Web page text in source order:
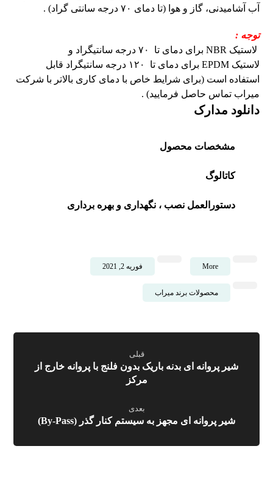
آب آشامیدنی، گاز و هوا (تا دمای ۷۰ درجه سانتی گراد) .
توجه :
لاستیک NBR برای دمای تا ۷۰ درجه سانتیگراد و
لاستیکEPDM برای دمای تا ۱۲۰ درجه سانتیگراد قابل
استفاده است (برای شرایط خاص با دمای کاری بالاتر با شرکت
میراب تماس حاصل فرمایید) .
دانلود مدارک
مشخصات محصول
کاتالوگ
دستورالعمل نصب ، نگهداری و بهره برداری
More فوریه 2, 2021
محصولات برند میراب
قبلی
شیر پروانه ای بدنه باریک بدون فلنج با پروانه خارج از
مرکز
بعدی
شیر پروانه ای مجهز به سیستم کنار گذر (By-Pass)